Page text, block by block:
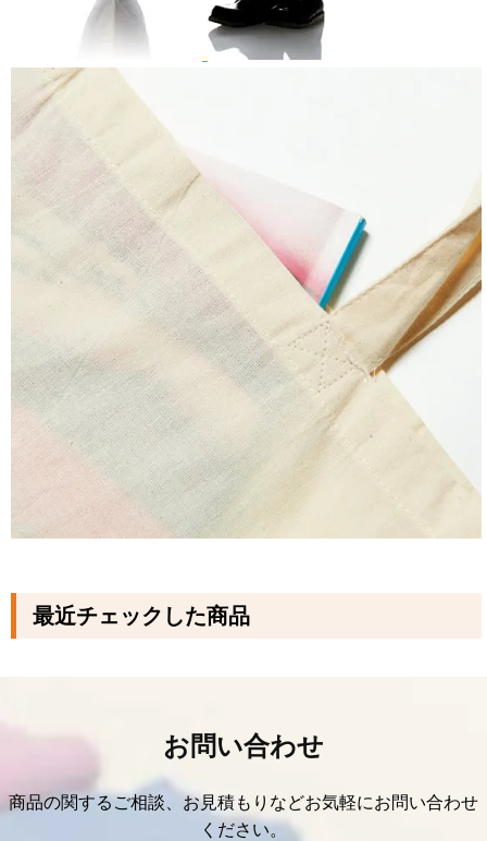
最近チェックした商品
お問い合わせ
商品の関するご相談、お見積もりなどお気軽にお問い合わせ
ください。